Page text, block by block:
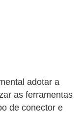
adotar a
as ferramentas
de conector e